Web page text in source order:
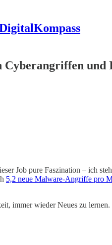
Cyberangriffen und
Job pure Faszination – ich
5,2 neue Malware-Angriffe pro
immer wieder Neues zu